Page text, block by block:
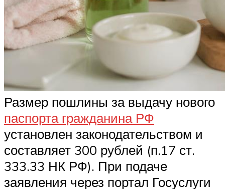
Размер пошлины за выдачу нового
паспорта гражданина РФ
установлен законодательством и
составляет 300 рублей (п.17 ст.
333.33 НК РФ). При подаче
заявления через портал Госуслуги